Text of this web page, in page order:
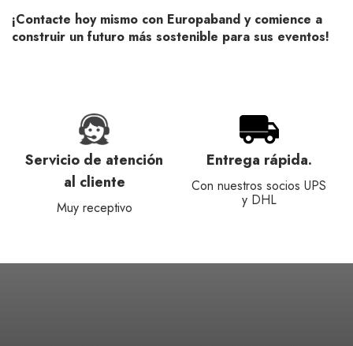
¡Contacte hoy mismo con Europaband y comience a
construir un futuro más sostenible para sus eventos!
Servicio de atención
al cliente
Muy receptivo
Entrega rápida.
Con nuestros socios UPS
y DHL